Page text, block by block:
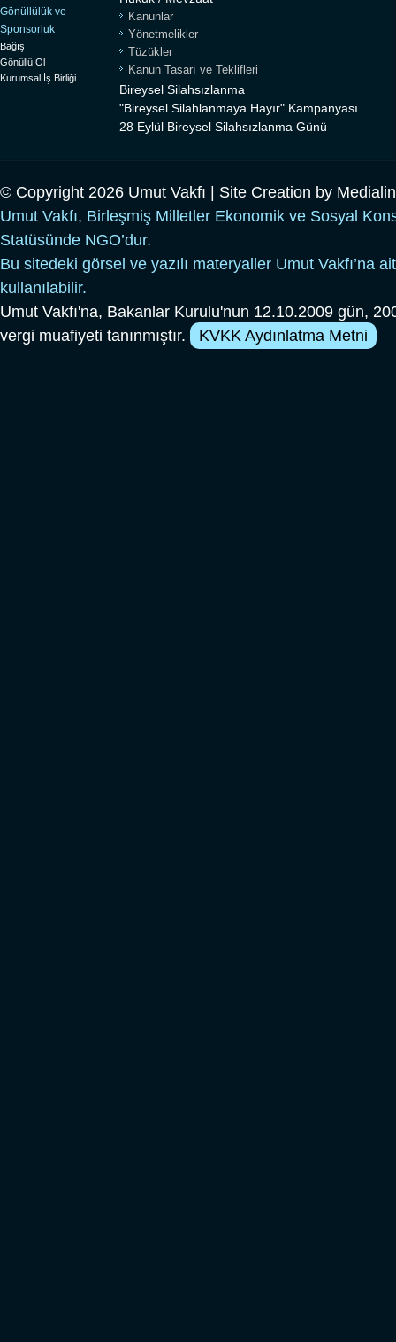
Gönüllülük ve
Sponsorluk
Bağış
Gönüllü Ol
Kurumsal İş Birliği
Kanunlar
Yönetmelikler
Tüzükler
Kanun Tasarı ve Teklifleri
Bireysel Silahsızlanma
"Bireysel Silahlanmaya Hayır" Kampanyası
28 Eylül Bireysel Silahsızlanma Günü
© Copyright 2026 Umut Vakfı | Site Creation by
Umut Vakfı, Birleşmiş Milletler Ekonomik ve Sosyal
Statüsünde NGO’dur.
Bu sitedeki görsel ve yazılı materyaller Umut Vakfı’na
kullanılabilir.
Umut Vakfı'na, Bakanlar Kurulu'nun 12.10.2009 gün,
vergi muafiyeti tanınmıştır.
KVKK Aydınlatma Metni